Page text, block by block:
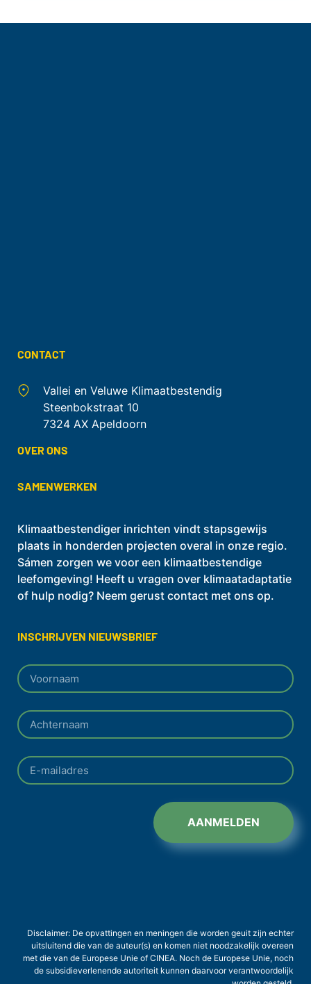
CONTACT
Vallei en Veluwe Klimaatbestendig
Steenbokstraat 10
7324 AX Apeldoorn
OVER ONS
SAMENWERKEN
Klimaatbestendiger inrichten vindt stapsgewijs
plaats in honderden projecten overal in onze regio.
Sámen zorgen we voor een klimaatbestendige
leefomgeving! Heeft u vragen over klimaatadaptatie
of hulp nodig? Neem gerust contact met ons op.
INSCHRIJVEN NIEUWSBRIEF
AANMELDEN
Disclaimer: De opvattingen en meningen die worden geuit zijn echter
uitsluitend die van de auteur(s) en komen niet noodzakelijk overeen
met die van de Europese Unie of CINEA. Noch de Europese Unie, noch
de subsidieverlenende autoriteit kunnen daarvoor verantwoordelijk